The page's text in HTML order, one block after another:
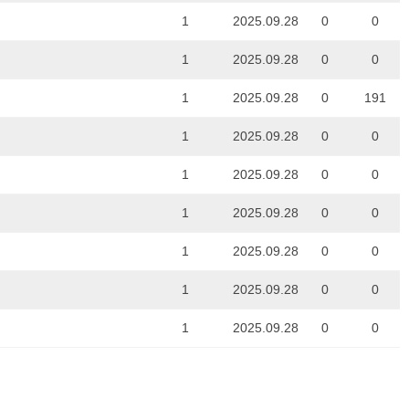
1 2025.09.28 0 0
1 2025.09.28 0 0
1 2025.09.28 0 191
1 2025.09.28 0 0
1 2025.09.28 0 0
1 2025.09.28 0 0
1 2025.09.28 0 0
1 2025.09.28 0 0
1 2025.09.28 0 0